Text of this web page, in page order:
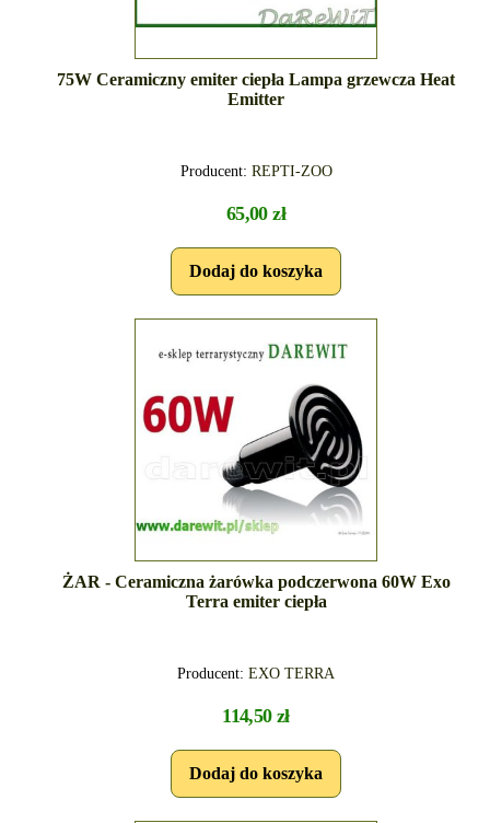
75W Ceramiczny emiter ciepła Lampa grzewcza Heat
Emitter
Producent: REPTI-ZOO
65,00 zł
ŻAR - Ceramiczna żarówka podczerwona 60W Exo
Terra emiter ciepła
Producent: EXO TERRA
114,50 zł